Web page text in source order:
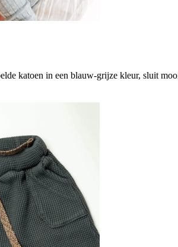
katoen in een blauw-grijze kleur, sluit